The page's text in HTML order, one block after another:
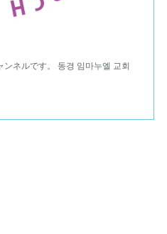
ネルです。 동경 임마누엘 교회